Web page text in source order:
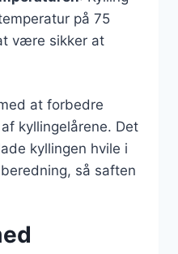
på 75
være sikker at
at forbedre
kyllingelårene. Det
kyllingen hvile i
så saften